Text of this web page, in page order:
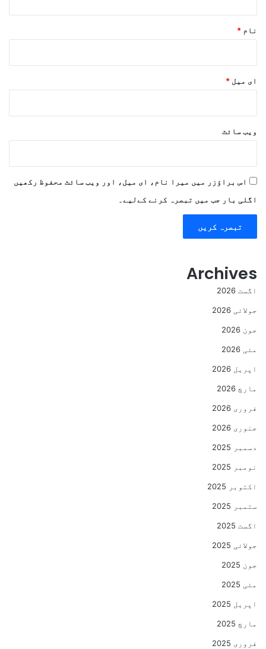
نام *
ای میل *
ویب‌ سائٹ
اس براؤزر میں میرا نام، ای میل، اور ویب سائٹ محفوظ رکھیں
اگلی بار جب میں تبصرہ کرنے کےلیے۔
Archives
اگست 2026
جولائی 2026
جون 2026
مئی 2026
اپریل 2026
مارچ 2026
فروری 2026
جنوری 2026
دسمبر 2025
نومبر 2025
اکتوبر 2025
ستمبر 2025
اگست 2025
جولائی 2025
جون 2025
مئی 2025
اپریل 2025
مارچ 2025
فروری 2025